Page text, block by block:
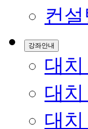
컨설
강좌안내
대
대
대